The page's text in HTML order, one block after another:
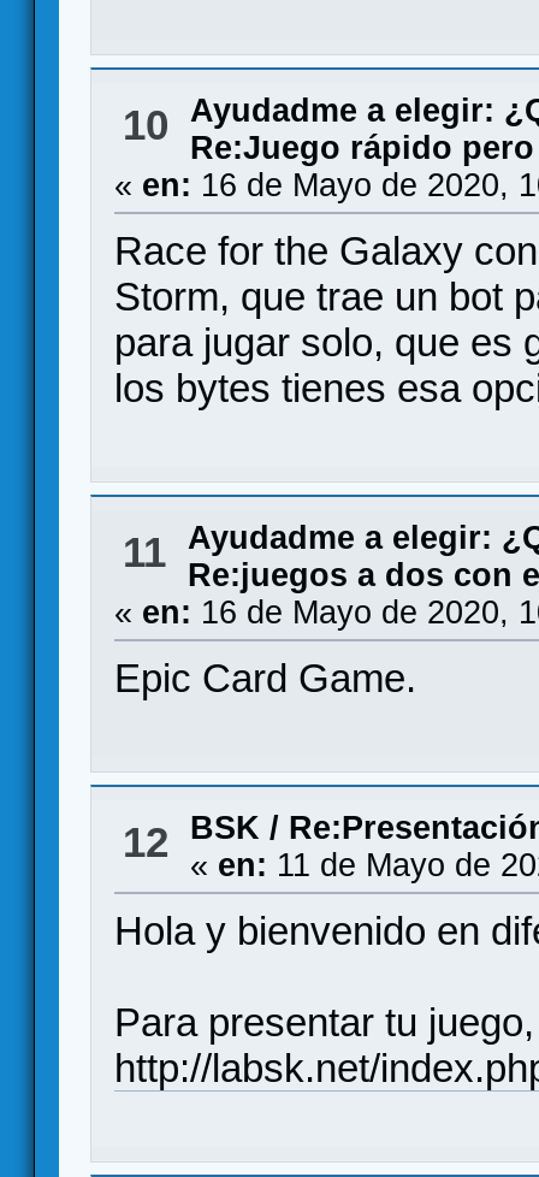
10
Ayudadme a elegir:
Re:Juego rápido
« en: 16 de Mayo de 2020,
Race for the Galaxy
Storm, que trae un bot
para jugar solo, que es
los bytes tienes esa
11
Ayudadme a elegir:
Re:juegos a dos con
« en: 16 de Mayo de 2020,
Epic Card Game.
12 BSK /
« en: 11 de Mayo de
Hola y bienvenido en
Para presentar tu
http://labsk.net/